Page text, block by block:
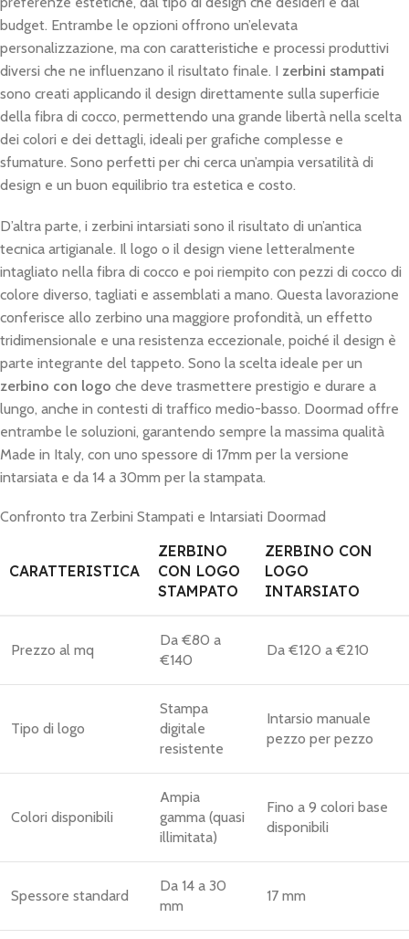
budget. Entrambe le opzioni offrono un’elevata
personalizzazione, ma con caratteristiche e processi produttivi
diversi che ne influenzano il risultato finale. I zerbini stampati
sono creati applicando il design direttamente sulla superficie
della fibra di cocco, permettendo una grande libertà nella scelta
dei colori e dei dettagli, ideali per grafiche complesse e
sfumature. Sono perfetti per chi cerca un’ampia versatilità di
design e un buon equilibrio tra estetica e costo.
D’altra parte, i zerbini intarsiati sono il risultato di un’antica
tecnica artigianale. Il logo o il design viene letteralmente
intagliato nella fibra di cocco e poi riempito con pezzi di cocco di
colore diverso, tagliati e assemblati a mano. Questa lavorazione
conferisce allo zerbino una maggiore profondità, un effetto
tridimensionale e una resistenza eccezionale, poiché il design è
parte integrante del tappeto. Sono la scelta ideale per un
zerbino con logo che deve trasmettere prestigio e durare a
lungo, anche in contesti di traffico medio-basso. Doormad offre
entrambe le soluzioni, garantendo sempre la massima qualità
Made in Italy, con uno spessore di 17mm per la versione
intarsiata e da 14 a 30mm per la stampata.
Confronto tra Zerbini Stampati e Intarsiati Doormad
CARATTERISTICA
ZERBINO
CON LOGO
STAMPATO
ZERBINO CON
LOGO
INTARSIATO
Prezzo al mq
Da €80 a
€140
Da €120 a €210
Tipo di logo
Stampa
digitale
resistente
Intarsio manuale
pezzo per pezzo
Colori disponibili
Ampia
gamma (quasi
illimitata)
Fino a 9 colori base
disponibili
Spessore standard
Da 14 a 30
mm
17 mm